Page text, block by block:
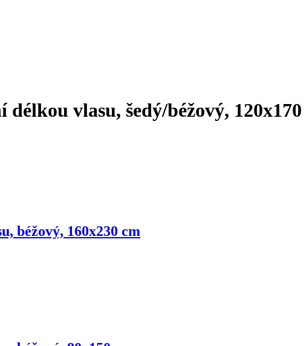
délkou vlasu, šedý/béžový,
béžový, 160x230 cm